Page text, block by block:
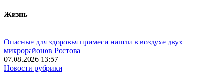
Жизнь
Опасные для здоровья примеси нашли в воздухе двух
микрорайонов Ростова
07.08.2026 13:57
Новости рубрики